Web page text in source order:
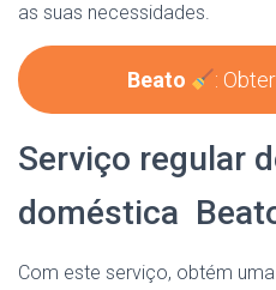
as suas necessidades.
Beato :
Serviço regular
doméstica
Com este serviço, obtém